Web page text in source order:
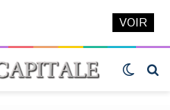
Switch
VOIR